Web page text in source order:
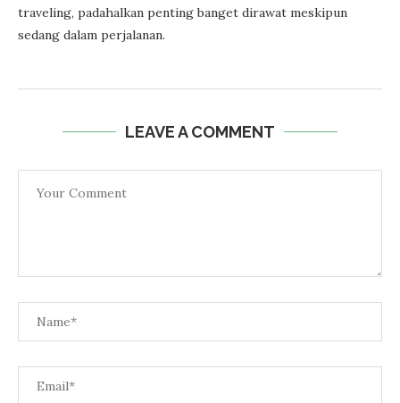
traveling, padahalkan penting banget dirawat meskipun
sedang dalam perjalanan.
LEAVE A COMMENT